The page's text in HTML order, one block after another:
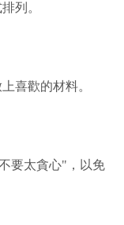
列。
喜歡的材料。
要太貪心"，以免